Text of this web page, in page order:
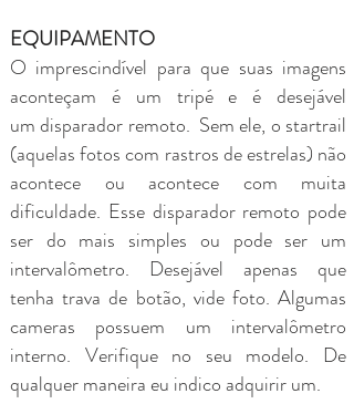
EQUIPAMENTO
O imprescindível para que suas imagens
aconteçam é um tripé e é desejável
um disparador remoto. Sem ele, o startrail
(aquelas fotos com rastros de estrelas) não
acontece ou acontece com muita
dificuldade. Esse disparador remoto pode
ser do mais simples ou pode ser um
intervalômetro. Desejável apenas que
tenha trava de botão, vide foto. Algumas
cameras possuem um intervalômetro
interno. Verifique no seu modelo. De
qualquer maneira eu indico adquirir um.